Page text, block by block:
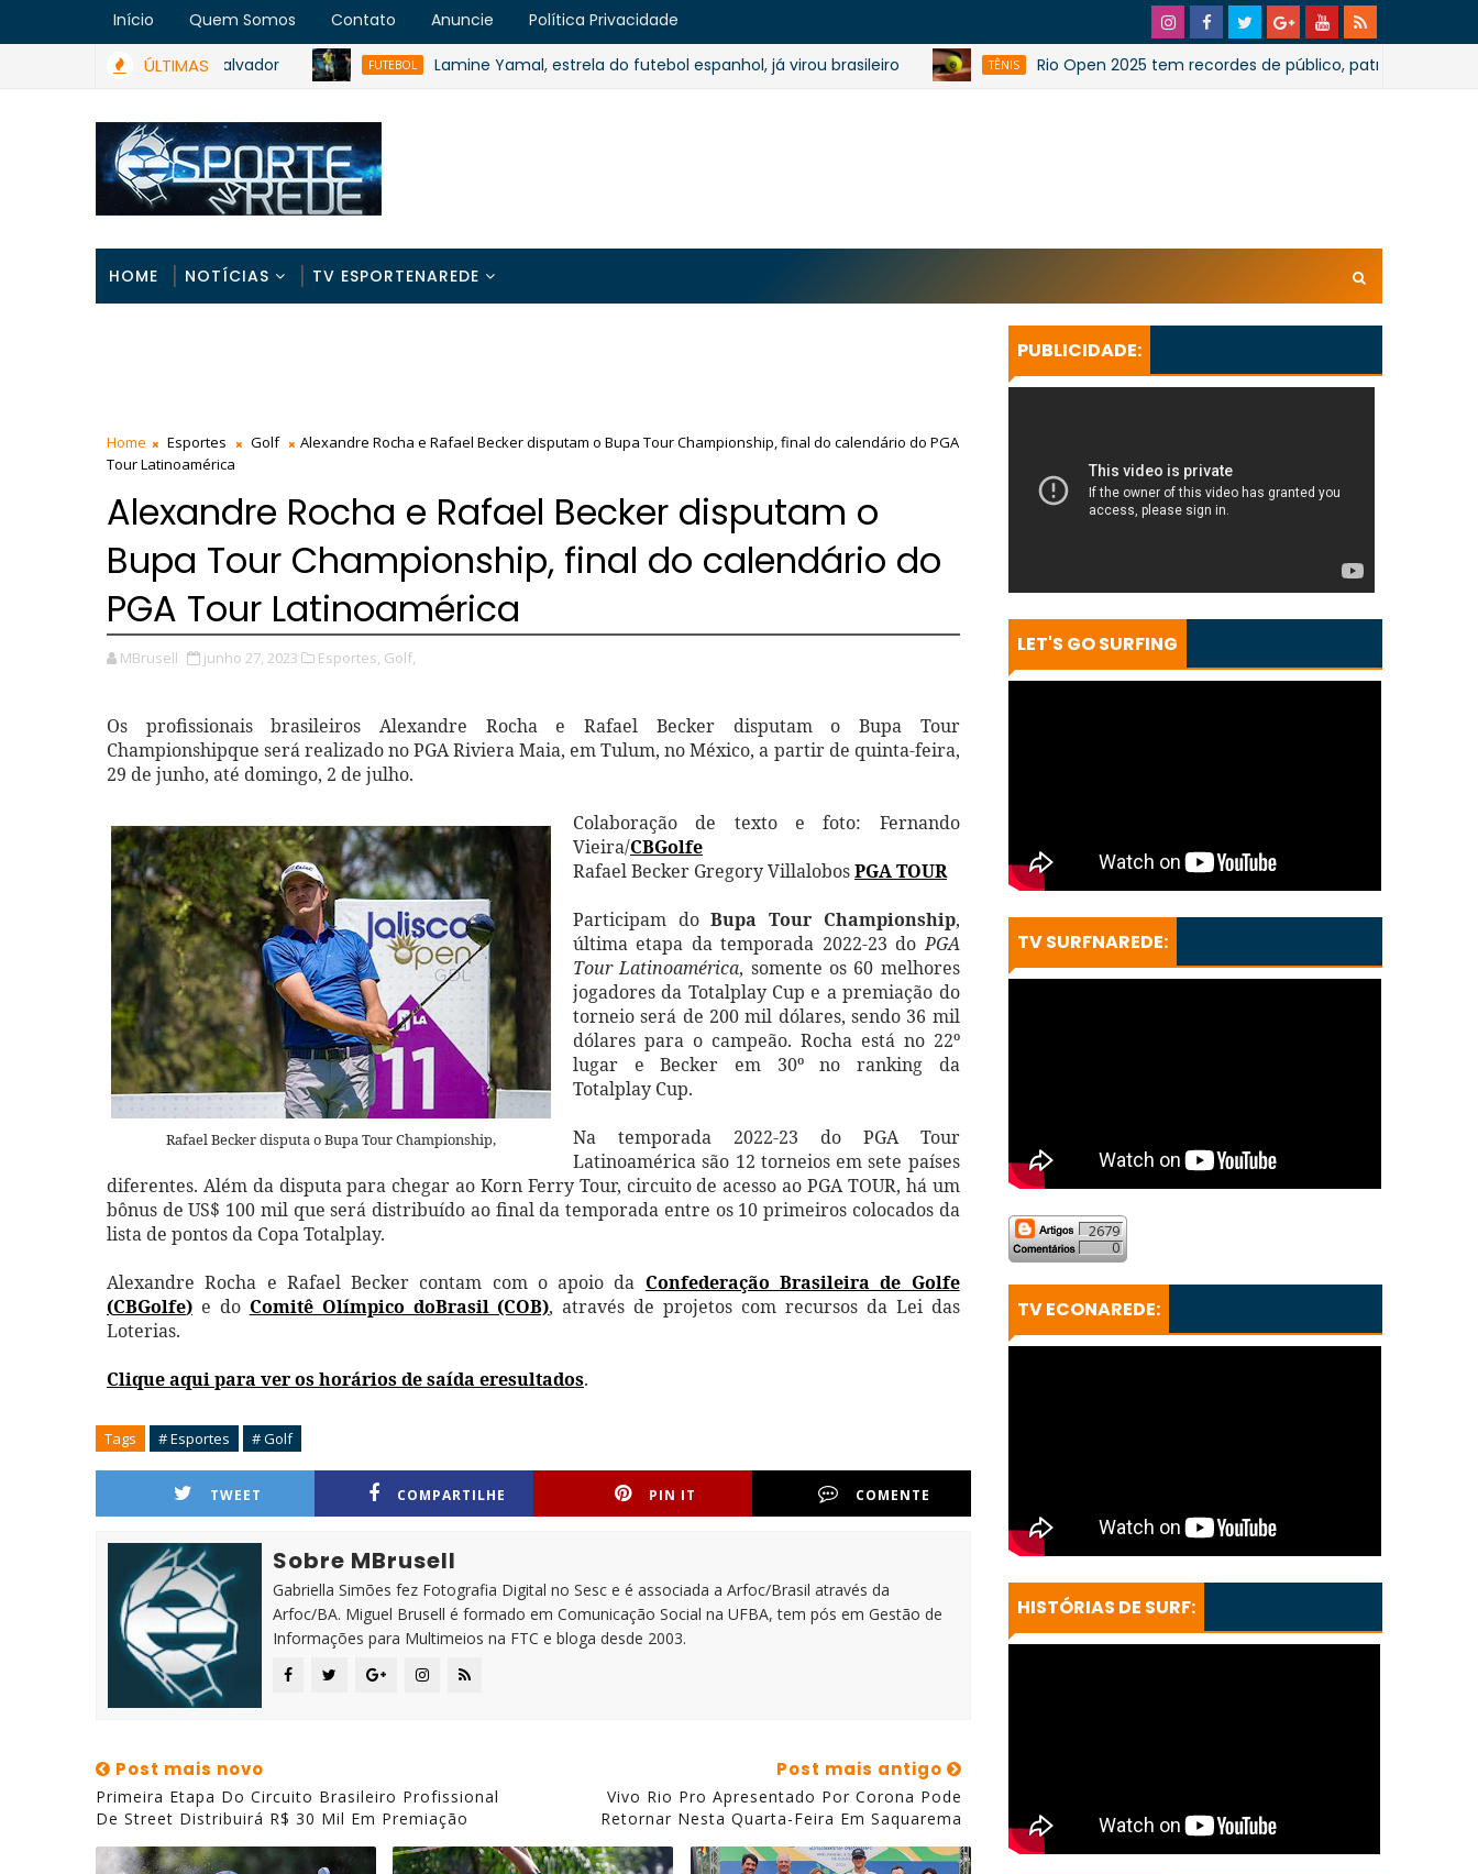
Início Quem Somos Contato Anuncie Política Privacidade
ÚLTIMAS
de 300 atletas em Salvador FUTEBOL Lamine Yamal, estrela do futebol espanhol, já virou brasileiro TÊNIS Rio Open 2025 tem recordes de público, patrocinadores,
HOME NOTÍCIAS TV ESPORTENAREDE
Home Esportes Golf
Alexandre Rocha e Rafael Becker disputam o Bupa Tour Championship, final do calendário do PGA
Tour Latinoamérica
Alexandre Rocha e Rafael Becker disputam o
Bupa Tour Championship, final do calendário do
PGA Tour Latinoamérica
MBrusell junho 27, 2023 Esportes, Golf,
Os profissionais brasileiros Alexandre Rocha e Rafael Becker disputam o Bupa Tour
Championshipque será realizado no PGA Riviera Maia, em Tulum, no México, a partir de quinta-feira,
29 de junho, até domingo, 2 de julho.
Rafael Becker disputa o Bupa Tour Championship,
Colaboração de texto e foto: Fernando
Vieira/CBGolfe
Rafael Becker Gregory VillalobosPGA TOUR
Participam doBupa Tour Championship,
última etapa da temporada 2022-23 doPGA
Tour Latinoamérica, somente os 60 melhores
jogadores da Totalplay Cup e a premiação do
torneio será de 200 mil dólares, sendo 36 mil
dólares para o campeão. Rocha está no 22º
lugar e Becker em 30º no ranking da
Totalplay Cup.
Na temporada 2022-23 do PGA Tour
Latinoamérica são 12 torneios em sete países
diferentes. Além da disputa para chegar ao Korn Ferry Tour, circuito de acesso ao PGA TOUR, há um
bônus de US$ 100 mil que será distribuído ao final da temporada entre os 10 primeiros colocados da
lista de pontos da Copa Totalplay.
Alexandre Rocha e Rafael Becker contam com o apoio da Confederação Brasileira de Golfe
(CBGolfe) e do Comitê Olímpico doBrasil (COB), através de projetos com recursos da Lei das
Loterias.
Clique aqui para ver os horários de saída eresultados.
Tags # Esportes # Golf
TWEET COMPARTILHE PIN IT COMENTE
Sobre MBrusell
Gabriella Simões fez Fotografia Digital no Sesc e é associada a Arfoc/Brasil através da
Arfoc/BA. Miguel Brusell é formado em Comunicação Social na UFBA, tem pós em Gestão de
Informações para Multimeios na FTC e bloga desde 2003.
Post mais novo
Primeira Etapa Do Circuito Brasileiro Profissional
De Street Distribuirá R$ 30 Mil Em Premiação
Post mais antigo
Vivo Rio Pro Apresentado Por Corona Pode
Retornar Nesta Quarta-Feira Em Saquarema
PUBLICIDADE:
LET'S GO SURFING
TV SURFNAREDE:
2679
0
TV ECONAREDE:
HISTÓRIAS DE SURF: